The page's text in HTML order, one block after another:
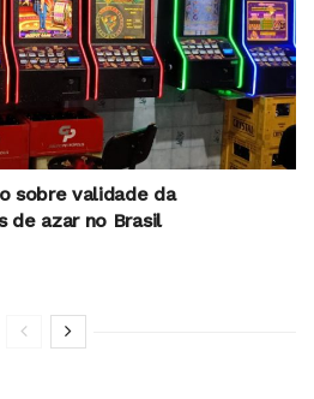
sobre validade da
de azar no Brasil